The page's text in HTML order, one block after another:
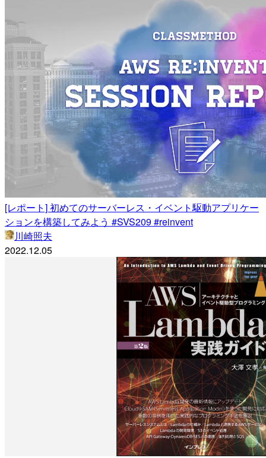
[レポート] 初めてのサーバーレス・イベント駆動アプリケー
ションを構築してみよう #SVS209 #reinvent
川崎照夫
2022.12.05